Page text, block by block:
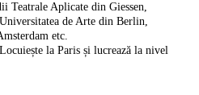
Teatrale Aplicate din Giessen,
de Arte din Berlin,
etc.
la Paris și lucrează la nivel